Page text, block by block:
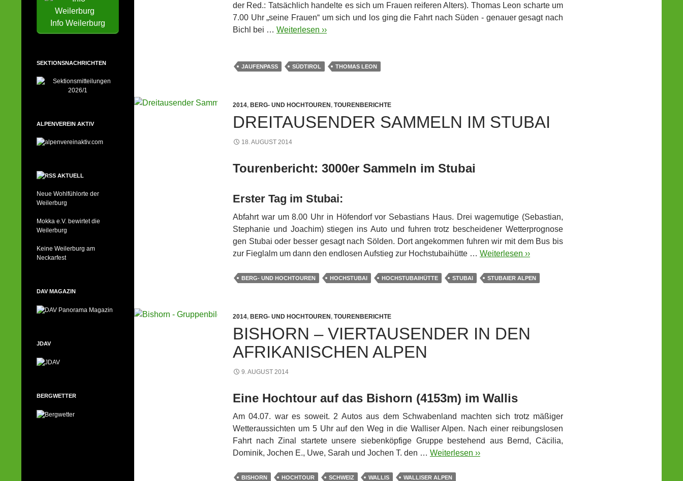
der Red.: Tatsächlich handelte es sich um Frauen reiferen Alters). Thomas Leon scharte um
7.00 Uhr „seine Frauen“ um sich und los ging die Fahrt nach Süden - genauer gesagt nach
Bichl bei … Weiterlesen ››
JAUFENPASS SÜDTIROL THOMAS LEON
2014, BERG- UND HOCHTOUREN, TOURENBERICHTE
DREITAUSENDER SAMMELN IM STUBAI
18. AUGUST 2014
Tourenbericht: 3000er Sammeln im Stubai
Erster Tag im Stubai:
Abfahrt war um 8.00 Uhr in Höfendorf vor Sebastians Haus. Drei wagemutige (Sebastian,
Stephanie und Joachim) stiegen ins Auto und fuhren trotz bescheidener Wetterprognose
gen Stubai oder besser gesagt nach Sölden. Dort angekommen fuhren wir mit dem Bus bis
zur Fieglalm um dann den endlosen Aufstieg zur Hochstubaihütte … Weiterlesen ››
BERG- UND HOCHTOUREN HOCHSTUBAI HOCHSTUBAIHÜTTE STUBAI STUBAIER ALPEN
2014, BERG- UND HOCHTOUREN, TOURENBERICHTE
BISHORN – VIERTAUSENDER IN DEN
AFRIKANISCHEN ALPEN
9. AUGUST 2014
Eine Hochtour auf das Bishorn (4153m) im Wallis
Am 04.07. war es soweit. 2 Autos aus dem Schwabenland machten sich trotz mäßiger
Wetteraussichten um 5 Uhr auf den Weg in die Walliser Alpen. Nach einer reibungslosen
Fahrt nach Zinal startete unsere siebenköpfige Gruppe bestehend aus Bernd, Cäcilia,
Dominik, Jochen E., Uwe, Sarah und Jochen T. den … Weiterlesen ››
BISHORN HOCHTOUR SCHWEIZ WALLIS WALLISER ALPEN
Info Weilerburg
SEKTIONSNACHRICHTEN
ALPENVEREIN AKTIV
AKTUELL
Neue Wohlfühlorte der
Weilerburg
Mokka e.V. bewirtet die
Weilerburg
Keine Weilerburg am
Neckarfest
DAV MAGAZIN
JDAV
BERGWETTER